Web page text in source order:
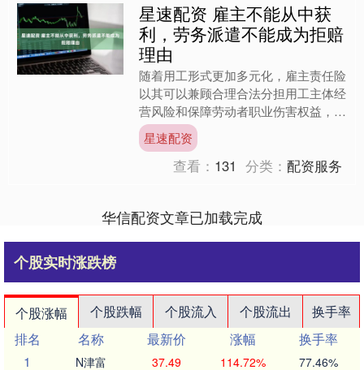
星速配资 雇主不能从中获
利，劳务派遣不能成为拒赔
理由
随着用工形式更加多元化，雇主责任险
以其可以兼顾合理合法分担用工主体经
营风险和保障劳动者职业伤害权益，受
到不少用工企业青睐。但同时，由此引
发的纠纷数量也不断增加。....
星速配资
查看： 131 分类：配资服务
华信配资文章已加载完成
个股实时涨跌榜
个股涨幅 个股跌幅 个股流入 个股流出
换手率
排名
名称 最新价 涨幅
换手率
1
N津富 37.49 114.72% 77.46%